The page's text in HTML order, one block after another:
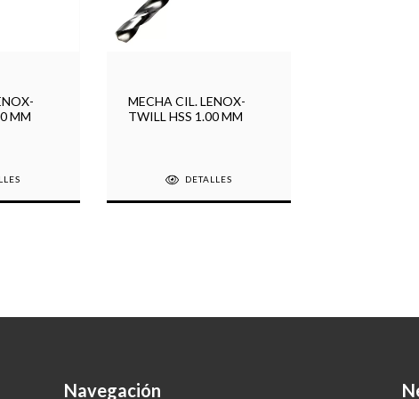
MM
MECHA CIL. LENOX-
TWILL HSS 1.00 MM
DETALLES
Navegación